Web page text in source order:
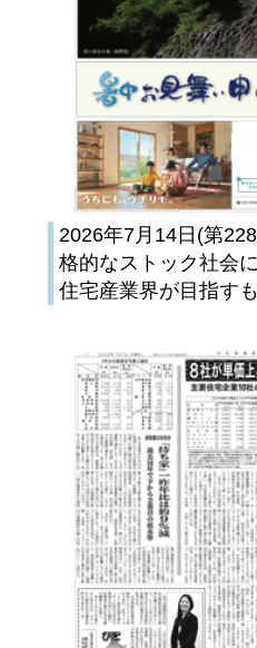
2026年7月14日(第
格的なストック社会
住宅産業界が目指す